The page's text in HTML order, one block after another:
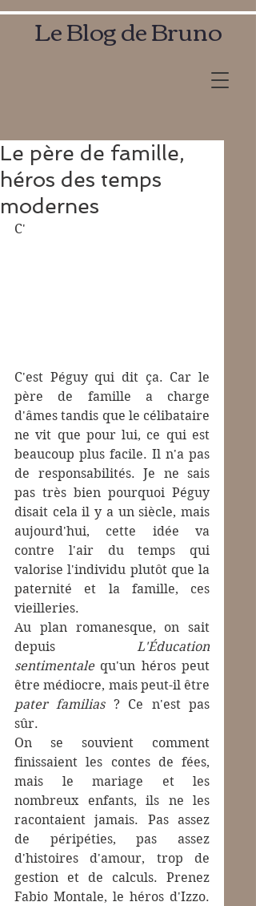
Le Blog de Bruno
Le père de famille,
héros des temps
modernes
C'
C'est Péguy qui dit ça. Car le
père de famille a charge
d'âmes tandis que le célibataire
ne vit que pour lui, ce qui est
beaucoup plus facile. Il n'a pas
de responsabilités. Je ne sais
pas très bien pourquoi Péguy
disait cela il y a un siècle, mais
aujourd'hui, cette idée va
contre l'air du temps qui
valorise l'individu plutôt que la
paternité et la famille, ces
vieilleries.
Au plan romanesque, on sait
depuis L'Éducation
sentimentale qu'un héros peut
pater familias ? Ce n'est pas
sûr.
On se souvient comment
finissaient les contes de fées,
mais le mariage et les
nombreux enfants, ils ne les
racontaient jamais. Pas assez
de péripéties, pas assez
d'histoires d'amour, trop de
gestion et de calculs. Prenez
Fabio Montale, le héros d'Izzo.